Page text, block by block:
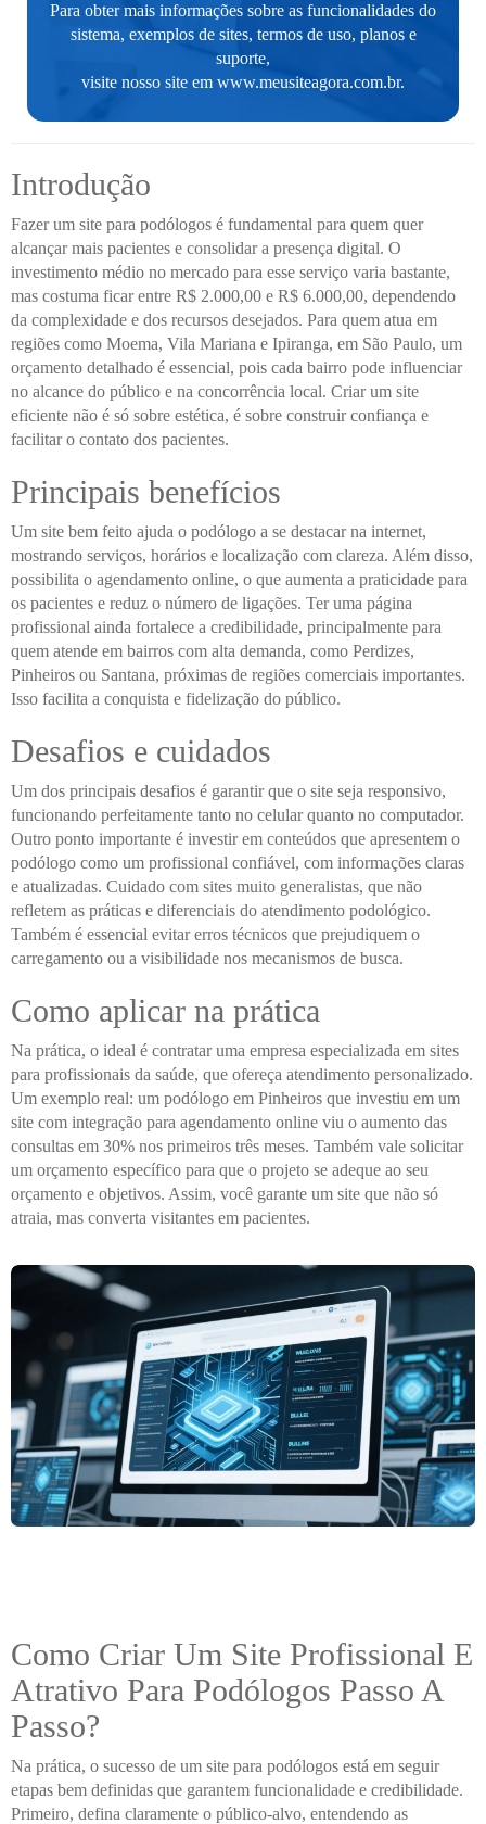
Para obter mais informações sobre as funcionalidades do
sistema, exemplos de sites, termos de uso, planos e
suporte,
visite nosso site em www.meusiteagora.com.br.
Introdução
Fazer um site para podólogos é fundamental para quem quer
alcançar mais pacientes e consolidar a presença digital. O
investimento médio no mercado para esse serviço varia bastante,
mas costuma ficar entre R$ 2.000,00 e R$ 6.000,00, dependendo
da complexidade e dos recursos desejados. Para quem atua em
regiões como Moema, Vila Mariana e Ipiranga, em São Paulo, um
orçamento detalhado é essencial, pois cada bairro pode influenciar
no alcance do público e na concorrência local. Criar um site
eficiente não é só sobre estética, é sobre construir confiança e
facilitar o contato dos pacientes.
Principais benefícios
Um site bem feito ajuda o podólogo a se destacar na internet,
mostrando serviços, horários e localização com clareza. Além disso,
possibilita o agendamento online, o que aumenta a praticidade para
os pacientes e reduz o número de ligações. Ter uma página
profissional ainda fortalece a credibilidade, principalmente para
quem atende em bairros com alta demanda, como Perdizes,
Pinheiros ou Santana, próximas de regiões comerciais importantes.
Isso facilita a conquista e fidelização do público.
Desafios e cuidados
Um dos principais desafios é garantir que o site seja responsivo,
funcionando perfeitamente tanto no celular quanto no computador.
Outro ponto importante é investir em conteúdos que apresentem o
podólogo como um profissional confiável, com informações claras
e atualizadas. Cuidado com sites muito generalistas, que não
refletem as práticas e diferenciais do atendimento podológico.
Também é essencial evitar erros técnicos que prejudiquem o
carregamento ou a visibilidade nos mecanismos de busca.
Como aplicar na prática
Na prática, o ideal é contratar uma empresa especializada em sites
para profissionais da saúde, que ofereça atendimento personalizado.
Um exemplo real: um podólogo em Pinheiros que investiu em um
site com integração para agendamento online viu o aumento das
consultas em 30% nos primeiros três meses. Também vale solicitar
um orçamento específico para que o projeto se adeque ao seu
orçamento e objetivos. Assim, você garante um site que não só
atraia, mas converta visitantes em pacientes.
Como Criar Um Site Profissional E
Atrativo Para Podólogos Passo A
Passo?
Na prática, o sucesso de um site para podólogos está em seguir
etapas bem definidas que garantem funcionalidade e credibilidade.
Primeiro, defina claramente o público-alvo, entendendo as